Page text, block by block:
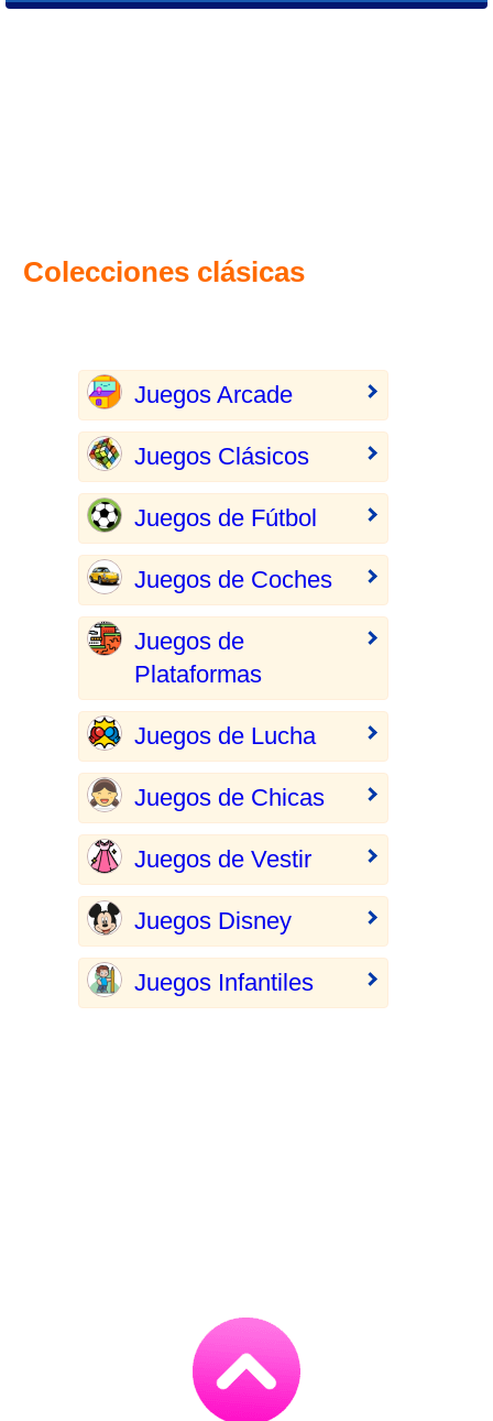
Colecciones clásicas
Juegos Arcade
Juegos Clásicos
Juegos de Fútbol
Juegos de Coches
Juegos de
Plataformas
Juegos de Lucha
Juegos de Chicas
Juegos de Vestir
Juegos Disney
Juegos Infantiles